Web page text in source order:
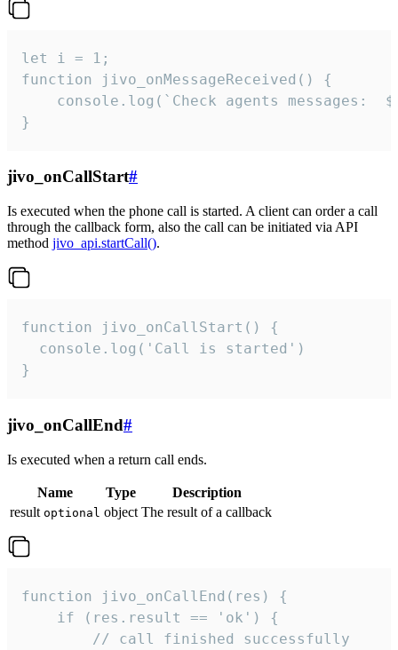
let i = 1;
function jivo_onMessageReceived() {
}
jivo_onCallStart#
Is executed when the phone call is started. A client can order a call
through the callback form, also the call can be initiated via API
method jivo_api.startCall().
function jivo_onCallStart() {
  console.log('Call is started')
}
jivo_onCallEnd#
Is executed when a return call ends.
Name Type
Description
result optional object The result of a callback
function jivo_onCallEnd(res) {
    if (res.result == 'ok') {
        // call finished successfully